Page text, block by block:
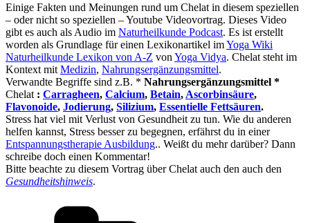
Einige Fakten und Meinungen rund um Chelat in diesem speziellen
– oder nicht so speziellen – Youtube Videovortrag. Dieses Video
gibt es auch als Audio im Naturheilkunde Podcast. Es ist erstellt
worden als Grundlage für einen Lexikonartikel imYoga Wiki
Naturheilkunde Lexikon von A-Z von Yoga Vidya. Chelat steht im
Kontext mit Medizin, Nahrungsergänzungsmittel.
Verwandte Begriffe sind z.B. * Nahrungsergänzungsmittel *
Chelat : Carragheen, Calcium, Betain, Ascorbinsäure,
Flavonoide, Jodierung, Silizium, Essentielle Fettsäuren.
Stress hat viel mit Verlust von Gesundheit zu tun. Wie du anderen
helfen kannst, Stress besser zu begegnen, erfährst du in einer
Entspannungstherapie Ausbildung.. Weißt du mehr darüber? Dann
schreibe doch einen Kommentar!
Bitte beachte zu diesem Vortrag über Chelat auch den auch den
Gesundheitshinweis.